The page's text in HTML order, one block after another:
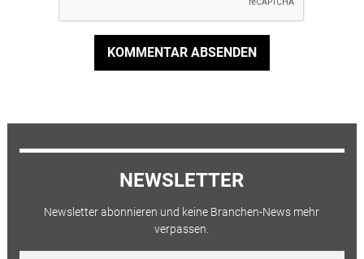
KOMMENTAR ABSENDEN
NEWSLETTER
Newsletter abonnieren und keine Branchen-News mehr
verpassen.